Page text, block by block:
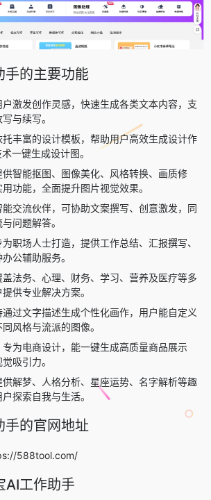
手的主要功能
户激发创作灵感，快速生成各类文本内容，支
与续写。
托丰富的设计模板，帮助用户高效生成设计作
一键生成设计图。
供智能抠图、图像美化、风格转换、画质修
功能，全面提升图片视觉效果。
能交流伙伴，可协助文案撰写、创意激发，同
问题解答。
为职场人士打造，提供工作总结、汇报撰写、
公辅助服务。
盖法务、心理、财务、学习、营养及医疗等多
供专业解决方案。
通过文字描述生成个性化画作，用户能自定义
风格与流派的图像。
专为电商设计，能一键生成高质量商品展示
吸引力。
供解梦、人格分析、星座运势、名字解析等趣
探索自我与生活。
手的官网地址
588tool.com/
AI工作助手